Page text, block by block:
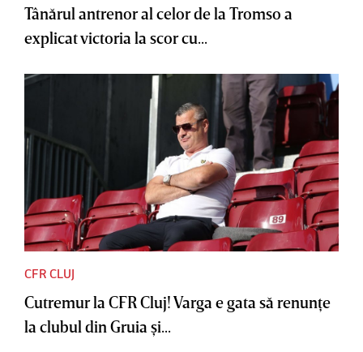
Tânărul antrenor al celor de la Tromso a
explicat victoria la scor cu...
CFR CLUJ
Cutremur la CFR Cluj! Varga e gata să renunţe
la clubul din Gruia şi...